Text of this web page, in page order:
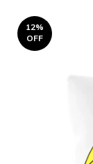
12%
OFF